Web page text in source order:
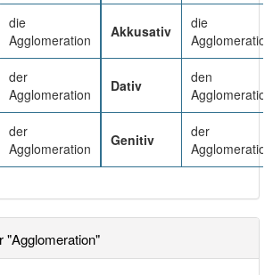
Nutzer haben den Artikel
die
Agglomeration
der
Agglomeration
der
Agglomeration
Akkusativ
die
Dativ
den
Genitiv
der
"Agglomeration"